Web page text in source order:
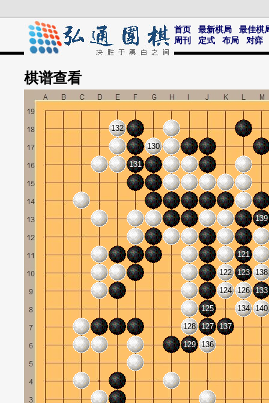
首页 最新棋局
最佳棋
周刊
定式 布局 对弈
棋谱查看
121
122 123
124
125
126
127
128
129
130
131
132
133
134
136
137
138
139
140